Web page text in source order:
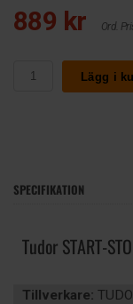
889 kr Ord.
Lägg i
SPECIFIKATION
Tudor START-
Tillverkare: